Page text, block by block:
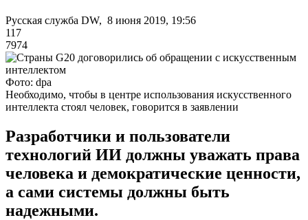
Русская служба DW, 8 июня 2019, 19:56
117
7974
Фото: dpa
Необходимо, чтобы в центре использования искусственного
интеллекта стоял человек, говорится в заявлении
Разработчики и пользователи
технологий ИИ должны уважать права
человека и демократические ценности,
а сами системы должны быть
надежными.